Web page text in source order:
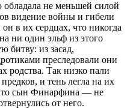
обладала не меньшей силой
видение войны и гибели
в их сердцах, что никогда
ни один эльф из этого
битву: из засад,
преследовали они
родства. Так низко пали
и тень легла на их
сын Финарфина — не
от него.